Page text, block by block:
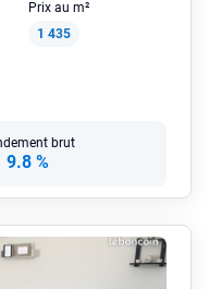
Prix au m²
1 435
brut
9.8 %